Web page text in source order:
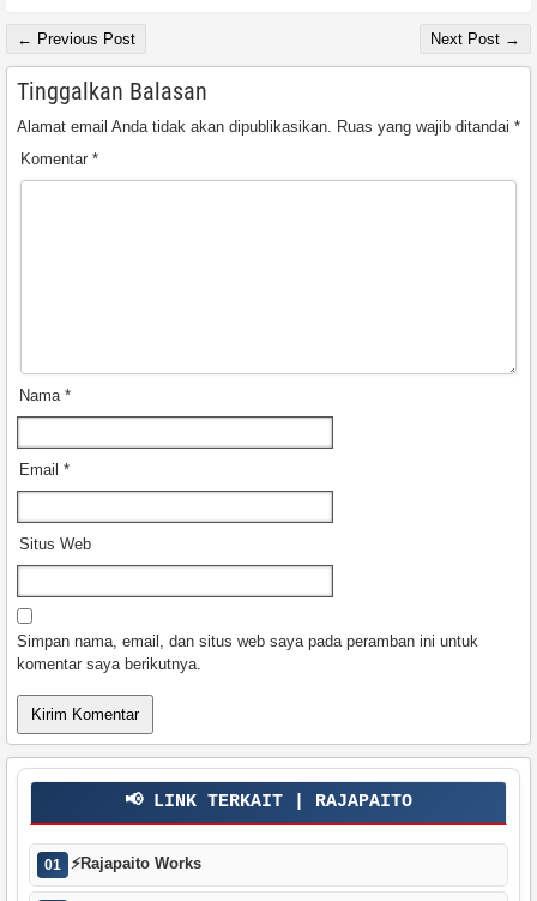
← Previous Post Next Post →
Tinggalkan Balasan
Alamat email Anda tidak akan dipublikasikan. Ruas yang wajib ditandai *
Komentar *
Nama *
Email *
Situs Web
Simpan nama, email, dan situs web saya pada peramban ini untuk
komentar saya berikutnya.
📢 LINK TERKAIT | RAJAPAITO
01 ⚡Rajapaito Works